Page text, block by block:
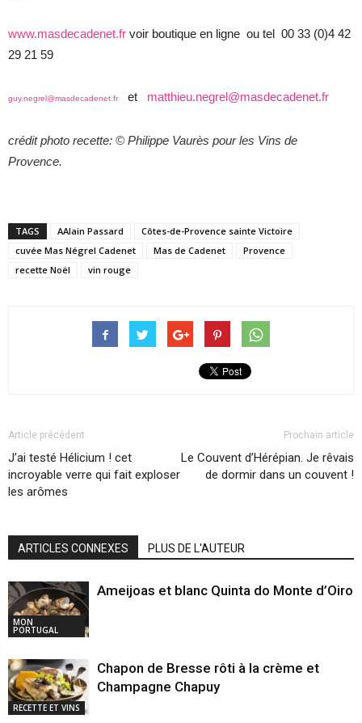
www.masdecadenet.fr voir boutique en ligne ou tel 00 33 (0)4 42
29 21 59
guy.negrel@masdecadenet.fret matthieu.negrel@masdecadenet.fr
crédit photo recette: © Philippe Vaurès pour les Vins de
Provence.
TAGS AAlain Passard
Côtes-de-Provence sainte Victoire
cuvée Mas Négrel Cadenet
Mas de Cadenet
Provence
recette Noël
vin rouge
Article précédent
J’ai testé Hélicium ! cet
incroyable verre qui fait exploser
les arômes
Prochain article
Le Couvent d’Hérépian. Je rêvais
de dormir dans un couvent !
ARTICLES CONNEXES PLUS DE L'AUTEUR
MON
PORTUGAL
Ameijoas et blanc Quinta do Monte d’Oiro
RECETTE ET VINS
Chapon de Bresse rôti à la crème et
Champagne Chapuy